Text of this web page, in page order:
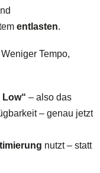
entlasten.
Tempo,
Low“ – also das
– genau jetzt
nutzt – statt